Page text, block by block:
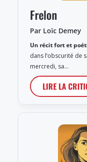
Frelon
Par Loïc Demey
Un récit fort et
dans l’obscurité de
mercredi, sa…
LIRE LA